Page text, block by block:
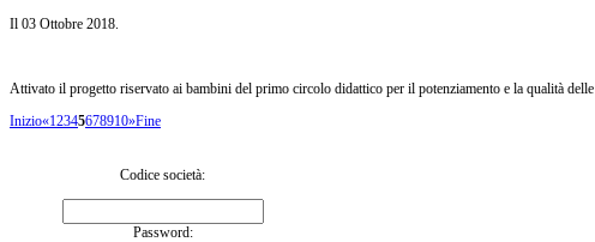
Il 03 Ottobre 2018.
Attivato il progetto riservato ai bambini del primo circolo didattico per il potenziamento e la qualità
Inizio«12345678910»Fine
Codice società:
Password: